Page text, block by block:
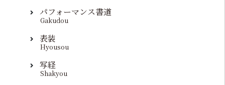
パフォーマンス書道
Gakudou
表装
Hyousou
写経
Shakyou